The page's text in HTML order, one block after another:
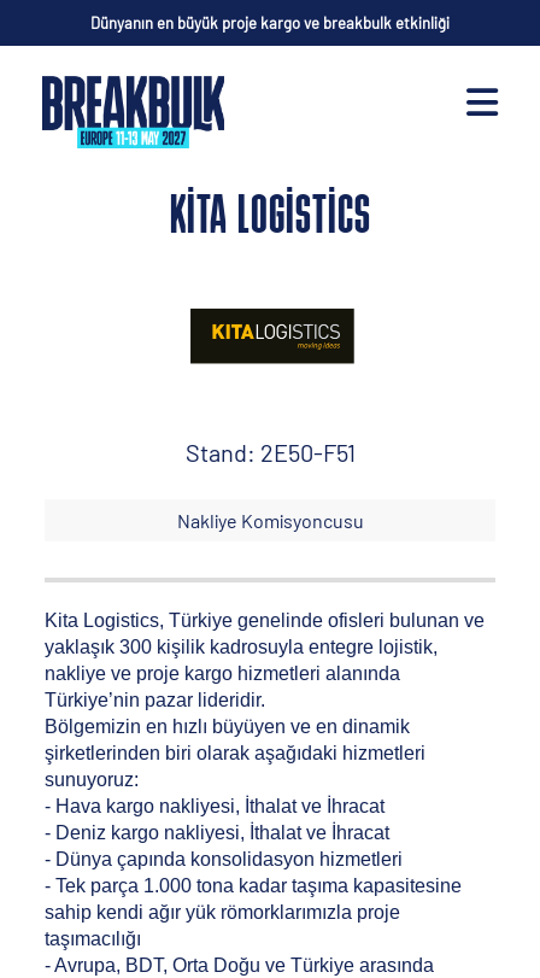
Dünyanın en büyük proje kargo ve breakbulk etkinliği
KITA LOGISTICS
Stand: 2E50-F51
Nakliye Komisyoncusu
Kita Logistics, Türkiye genelinde ofisleri bulunan ve
yaklaşık 300 kişilik kadrosuyla entegre lojistik,
nakliye ve proje kargo hizmetleri alanında
Türkiye’nin pazar lideridir.
Bölgemizin en hızlı büyüyen ve en dinamik
şirketlerinden biri olarak aşağıdaki hizmetleri
sunuyoruz:
- Hava kargo nakliyesi, İthalat ve İhracat
- Deniz kargo nakliyesi, İthalat ve İhracat
- Dünya çapında konsolidasyon hizmetleri
- Tek parça 1.000 tona kadar taşıma kapasitesine
sahip kendi ağır yük römorklarımızla proje
taşımacılığı
- Avrupa, BDT, Orta Doğu ve Türkiye arasında